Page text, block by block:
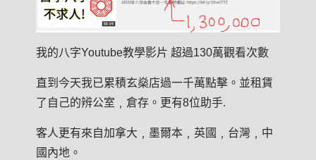
我的八字Youtube教學影片 超過130萬觀看次數
直到今天我已累積玄燊店過一千萬點擊。並租賃
了自己的辨公室﹐倉存。更有8位助手.
客人更有來自加拿大﹐墨爾本﹐英國﹐台灣﹐中
國內地。